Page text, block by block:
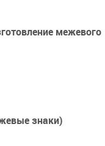
межевого
знаки)